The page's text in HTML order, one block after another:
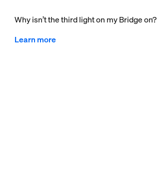
Why isn’t the third light on my Bridge on?
Learn more